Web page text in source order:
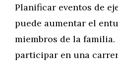
Planificar eventos de
puede aumentar el
miembros de la
participar en una